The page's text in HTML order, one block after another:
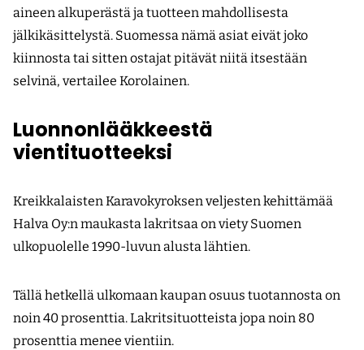
aineen alkuperästä ja tuotteen mahdollisesta
jälkikäsittelystä. Suomessa nämä asiat eivät joko
kiinnosta tai sitten ostajat pitävät niitä itsestään
selvinä, vertailee Korolainen.
Luonnonlääkkeestä
vientituotteeksi
Kreikkalaisten Karavokyroksen veljesten kehittämää
Halva Oy:n maukasta lakritsaa on viety Suomen
ulkopuolelle 1990-luvun alusta lähtien.
Tällä hetkellä ulkomaan kaupan osuus tuotannosta on
noin 40 prosenttia. Lakritsituotteista jopa noin 80
prosenttia menee vientiin.